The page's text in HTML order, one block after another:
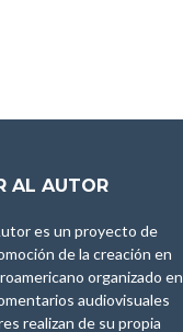
AL AUTOR
es un proyecto de
de la creación en
organizado en
audiovisuales
realizan de su propia